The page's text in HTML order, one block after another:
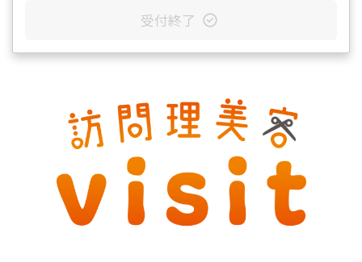
受付終了